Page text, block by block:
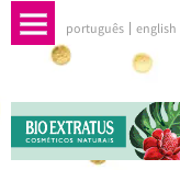
português english